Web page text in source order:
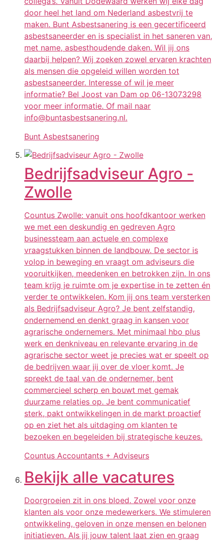
door heel het land om Nederland asbestvrij te
maken. Bunt Asbestsanering is een gecertificeerd
asbestsaneerder en is specialist in het saneren van,
met name, asbesthoudende daken. Wil jij ons
daarbij helpen? Wij zoeken zowel ervaren krachten
als mensen die opgeleid willen worden tot
asbestsaneerder. Interesse of wil je meer
informatie? Bel Joost van Dam op 06-13073298
voor meer informatie. Of mail naar
info@buntasbestsanering.nl.
Bunt Asbestsanering
Bedrijfsadviseur Agro -
Zwolle
Countus Zwolle: vanuit ons hoofdkantoor werken
we met een deskundig en gedreven Agro
businessteam aan actuele en complexe
vraagstukken binnen de landbouw. De sector is
volop in beweging en vraagt om adviseurs die
vooruitkijken, meedenken en betrokken zijn. In ons
team krijg je ruimte om je expertise in te zetten én
verder te ontwikkelen. Kom jij ons team versterken
als Bedrijfsadviseur Agro? Je bent zelfstandig,
ondernemend en denkt graag in kansen voor
agrarische ondernemers. Met minimaal hbo plus
werk en denkniveau en relevante ervaring in de
agrarische sector weet je precies wat er speelt op
de bedrijven waar jij over de vloer komt. Je
spreekt de taal van de ondernemer, bent
commercieel scherp en bouwt met gemak
duurzame relaties op. Je bent communicatief
sterk, pakt ontwikkelingen in de markt proactief
op en ziet het als uitdaging om klanten te
bezoeken en begeleiden bij strategische keuzes.
Countus Accountants + Adviseurs
Bekijk alle vacatures
Doorgroeien zit in ons bloed. Zowel voor onze
klanten als voor onze medewerkers. We stimuleren
ontwikkeling, geloven in onze mensen en belonen
initiatieven. Als jij jouw talent laat zien en graag